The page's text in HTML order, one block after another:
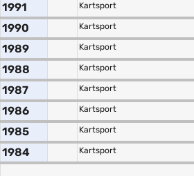
1991 Kartsport
1990 Kartsport
1989 Kartsport
1988 Kartsport
1987 Kartsport
1986 Kartsport
1985 Kartsport
1984 Kartsport